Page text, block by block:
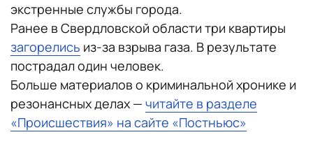
экстренные службы города.
Ранее в Свердловской области три квартиры
загорелись из-за взрыва газа. В результате
пострадал один человек.
Больше материалов о криминальной хронике и
резонансных делах — читайте в разделе
«Происшествия» на сайте «Постньюс»